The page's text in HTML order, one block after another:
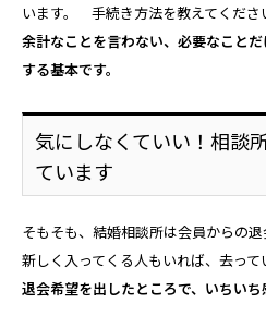
います。 手続き方法を教えてくださ
余計なことを言わない、必要なこと
する基本です。
気にしなくていい！相談
ています
そもそも、結婚相談所は会員からの
新しく入ってくる人もいれば、去って
退会希望を出したところで、いちいち